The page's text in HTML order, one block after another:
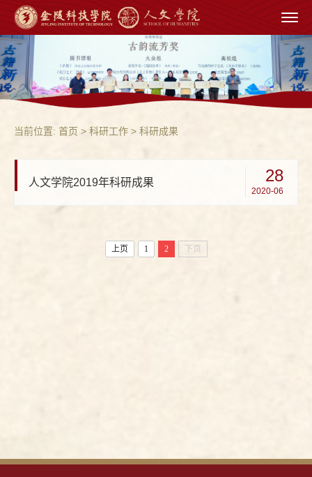
当前位置: 首页 > 科研工作 > 科研成果
人文学院2019年科研成果 28
2020-06
上页 1 2 下页